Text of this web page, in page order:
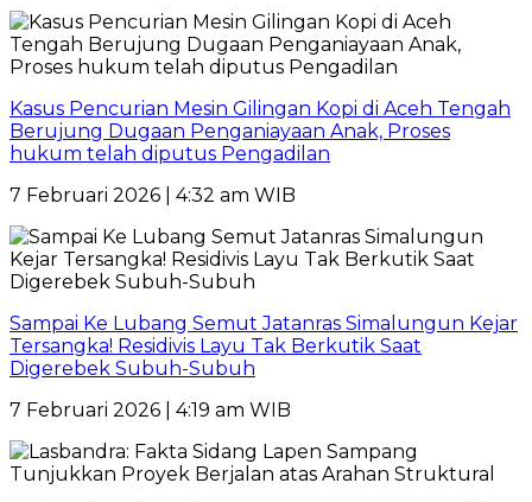
Kasus Pencurian Mesin Gilingan Kopi di Aceh Tengah
Berujung Dugaan Penganiayaan Anak, Proses
hukum telah diputus Pengadilan
7 Februari 2026 | 4:32 am WIB
Sampai Ke Lubang Semut Jatanras Simalungun Kejar
Tersangka! Residivis Layu Tak Berkutik Saat
Digerebek Subuh-Subuh
7 Februari 2026 | 4:19 am WIB